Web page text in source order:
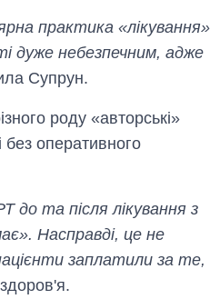
практика «лікування»
дуже небезпечним, адже
Супрун.
роду «авторські»
без оперативного
до та після лікування з
Насправді, це не
заплатили за те,
Як змінився
Міністерства
росією